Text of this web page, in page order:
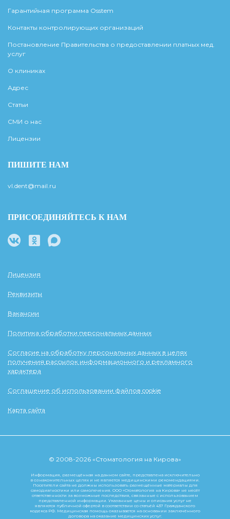
Гарантийная программа Osstem
Контакты контролирующих организаций
Постановление Правительства о предоставлении платных мед.
услуг
О клиниках
Адрес
Статьи
СМИ о нас
Лицензии
ПИШИТЕ НАМ
vl.dent@mail.ru
ПРИСОЕДИНЯЙТЕСЬ К НАМ
Лицензия
Реквизиты
Вакансии
Политика обработки персональных данных
Согласие на обработку персональных данных в целях
получения рассылок информационного и рекламного
характера
Соглашение об использовании файлов cookie
Карта сайта
© 2008-2026 «Стоматология на Кирова»
Информация, размещённая на данном сайте, представлена исключительно
в ознакомительных целях и не является медицинскими рекомендациями.
Посетители сайта не должны использовать размещённые материалы для
самодиагностики или самолечения. ООО «Стоматология на Кирова» не несёт
ответственности за возможные последствия, связанные с использованием
представленной информации. Указанные цены и описания услуг не
являются публичной офертой в соответствии со статьёй 437 Гражданского
кодекса РФ. Медицинская помощь оказывается на основании заключённого
договора на оказание медицинских услуг.